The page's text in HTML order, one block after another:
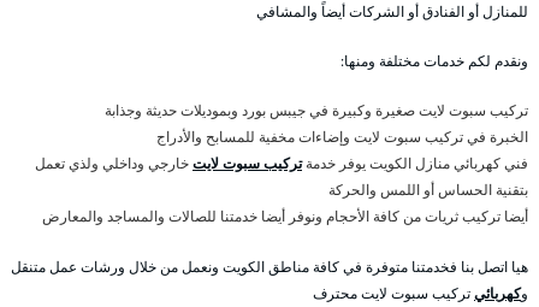
للمنازل أو الفنادق أو الشركات أيضاً والمشافي
ونقدم لكم خدمات مختلفة ومنها:
تركيب سبوت لايت صغيرة وكبيرة في جيبس بورد وبموديلات حديثة وجذابة
الخبرة في تركيب سبوت لايت وإضاءات مخفية للمسابح والأدراج
فني كهربائي منازل الكويت يوفر خدمةتركيب سبوت لايتخارجي وداخلي ولذي تعمل
بتقنية الحساس أو اللمس والحركة
أيضا تركيب ثريات من كافة الأحجام ونوفر أيضا خدمتنا للصالات والمساجد والمعارض
هيا اتصل بنا فخدمتنا متوفرة في كافة مناطق الكويت ونعمل من خلال ورشات عمل متنقل
وكهربائيتركيب سبوت لايت محترف